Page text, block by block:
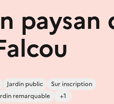
paysan
Jardin public
Sur inscription
remarquable +1